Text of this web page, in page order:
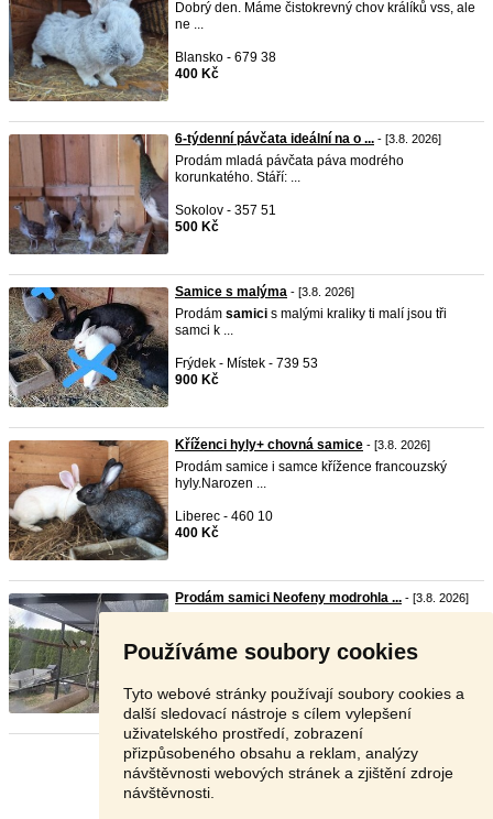
Používáme soubory cookies
Tyto webové stránky používají soubory cookies a
další sledovací nástroje s cílem vylepšení
uživatelského prostředí, zobrazení
přizpůsobeného obsahu a reklam, analýzy
návštěvnosti webových stránek a zjištění zdroje
návštěvnosti.
Dobrý den. Máme čistokrevný chov králíků vss, ale
ne ...
Blansko - 679 38
400 Kč
6-týdenní pávčata ideální na o ... - [3.8. 2026]
Prodám mladá pávčata páva modrého
korunkatého. Stáří: ...
Sokolov - 357 51
500 Kč
Samice s malýma - [3.8. 2026]
Prodám samici s malými kraliky ti malí jsou tři
samci k ...
Frýdek - Místek - 739 53
900 Kč
Kříženci hyly+ chovná samice - [3.8. 2026]
Prodám samice i samce křížence francouzský
hyly.Narozen ...
Liberec - 460 10
400 Kč
Prodám samici Neofeny modrohla ... - [3.8. 2026]
Plzeň-sever - 330 22
Stránka: 1 2 3 Další